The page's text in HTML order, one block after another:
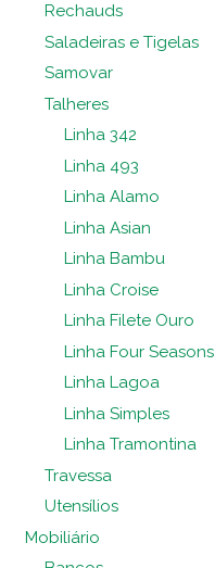
Rechauds
Saladeiras e Tigelas
Samovar
Talheres
Linha 342
Linha 493
Linha Alamo
Linha Asian
Linha Bambu
Linha Croise
Linha Filete Ouro
Linha Four Seasons
Linha Lagoa
Linha Simples
Linha Tramontina
Travessa
Utensílios
Mobiliário